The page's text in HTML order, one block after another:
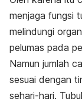
menjaga fungsi
melindungi
pelumas pada
Namun jumlah
sesuai dengan
sehari-hari.